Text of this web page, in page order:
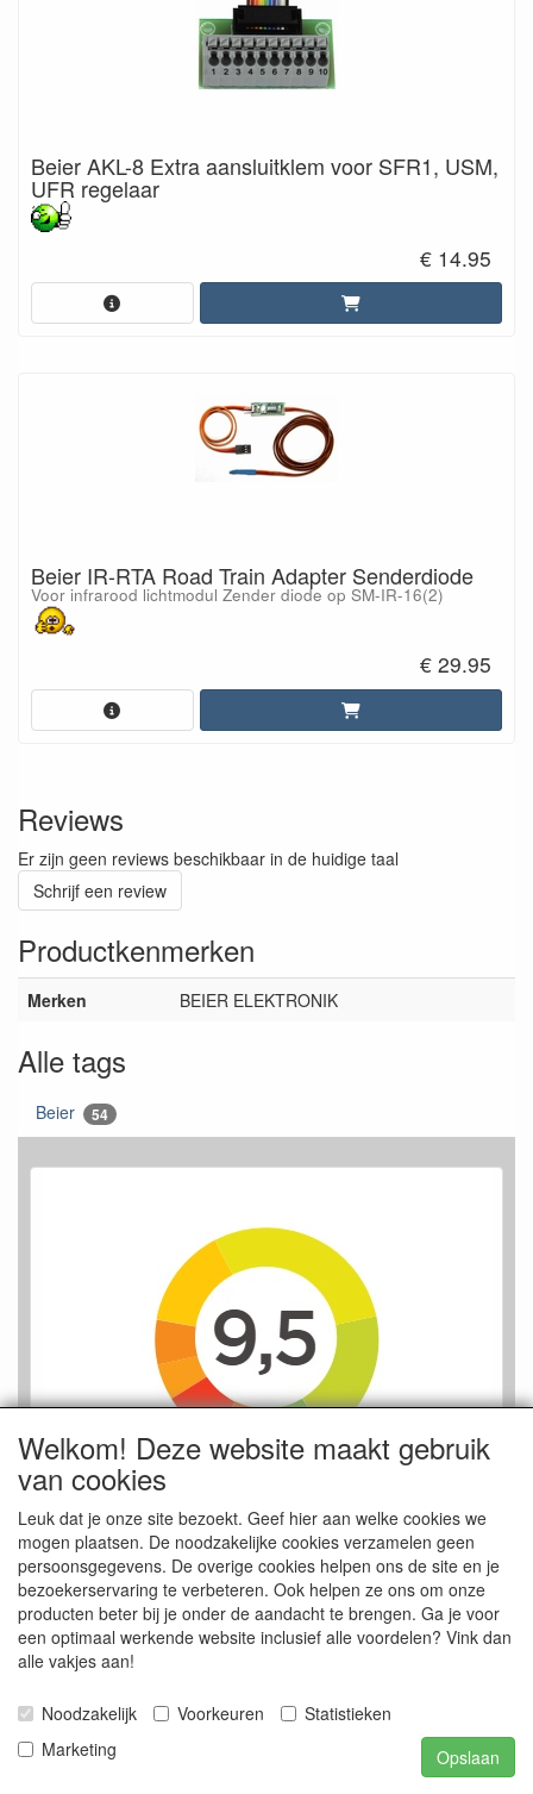
Artikelen
AANBIEDING=EXTRA KORTING!
NIEUWE ARTIKELEN
Beier AKL-8 Extra aansluitklem voor SFR1, USM,
UFR regelaar
€ 14.95
Beier IR-RTA Road Train Adapter Senderdiode
Voor infrarood lichtmodul Zender diode op SM-IR-16(2)
€ 29.95
Reviews
Er zijn geen reviews beschikbaar in de huidige taal
Schrijf een review
Productkenmerken
Merken BEIER ELEKTRONIK
Alle tags
Beier 54
Welkom! Deze website maakt gebruik
van cookies
Leuk dat je onze site bezoekt. Geef hier aan welke cookies we
mogen plaatsen. De noodzakelijke cookies verzamelen geen
persoonsgegevens. De overige cookies helpen ons de site en je
bezoekerservaring te verbeteren. Ook helpen ze ons om onze
producten beter bij je onder de aandacht te brengen. Ga je voor
een optimaal werkende website inclusief alle voordelen? Vink dan
alle vakjes aan!
Noodzakelijk Voorkeuren
Statistieken
Marketing
Opslaan